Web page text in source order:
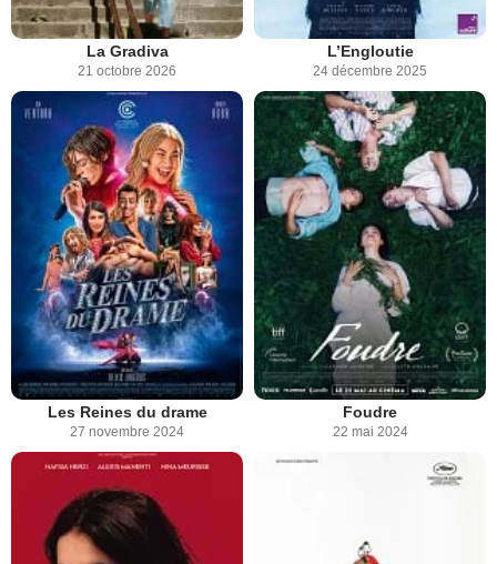
La Gradiva
21 octobre 2026
L’Engloutie
24 décembre 2025
Les Reines du drame
27 novembre 2024
Foudre
22 mai 2024